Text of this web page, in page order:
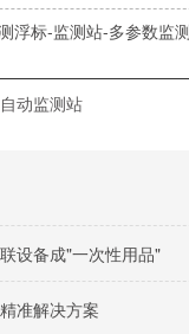
浮标-监测站-多参数监
动监测站
设备成"一次性用品"
准解决方案